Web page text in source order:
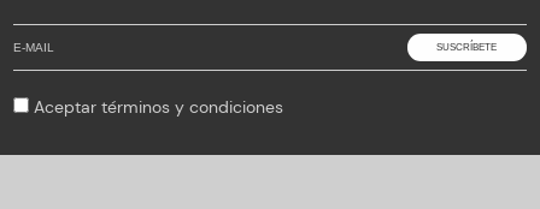
Aceptartérminos y condiciones